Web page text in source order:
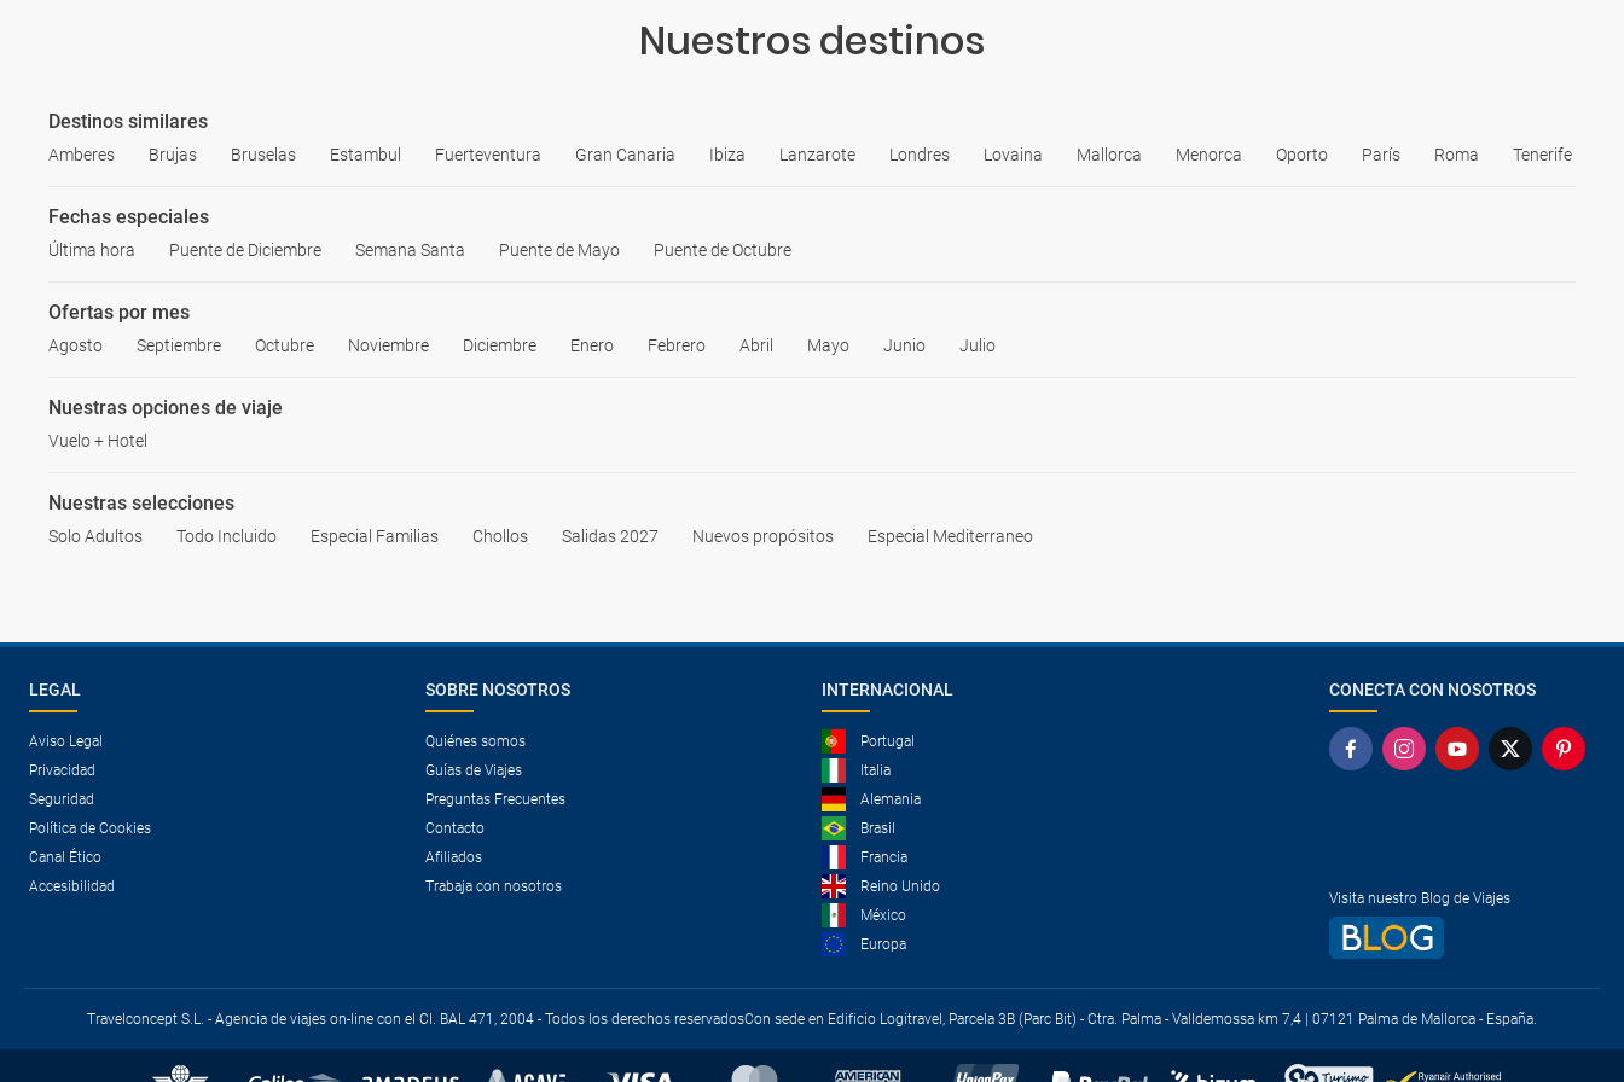
Nuestros destinos
Destinos similares
Amberes Brujas Bruselas Estambul Fuerteventura Gran Canaria Ibiza Lanzarote Londres Lovaina Mallorca Menorca Oporto París Roma Tenerife
Fechas especiales
Última hora Puente de Diciembre Semana Santa Puente de Mayo Puente de Octubre
Ofertas por mes
Agosto Septiembre Octubre Noviembre Diciembre Enero Febrero Abril Mayo Junio Julio
Nuestras opciones de viaje
Vuelo + Hotel
Nuestras selecciones
Solo Adultos Todo Incluido Especial Familias Chollos Salidas 2027 Nuevos propósitos Especial Mediterraneo
LEGAL
Aviso Legal
Privacidad
Seguridad
Política de Cookies
Canal Ético
Accesibilidad
SOBRE NOSOTROS
Quiénes somos
Guías de Viajes
Preguntas Frecuentes
Contacto
Afiliados
Trabaja con nosotros
INTERNACIONAL
Portugal
Italia
Alemania
Brasil
Francia
Reino Unido
México
Europa
CONECTA CON NOSOTROS
Visita nuestro Blog de Viajes
Travelconcept S.L. - Agencia de viajes on-line con el CI. BAL 471, 2004 - Todos los derechos reservadosCon sede en Edificio Logitravel, Parcela 3B (Parc Bit) - Ctra. Palma - Valldemossa km 7,4 | 07121 Palma de Mallorca - España.